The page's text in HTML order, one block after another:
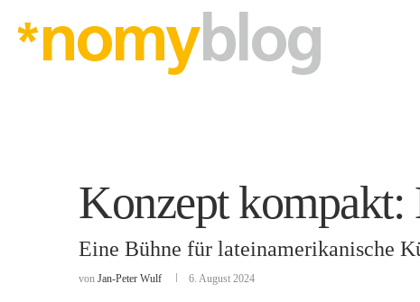
Konzept kompakt:
Eine Bühne für lateinamerikanische
von Jan-Peter Wulf 6. August 2024